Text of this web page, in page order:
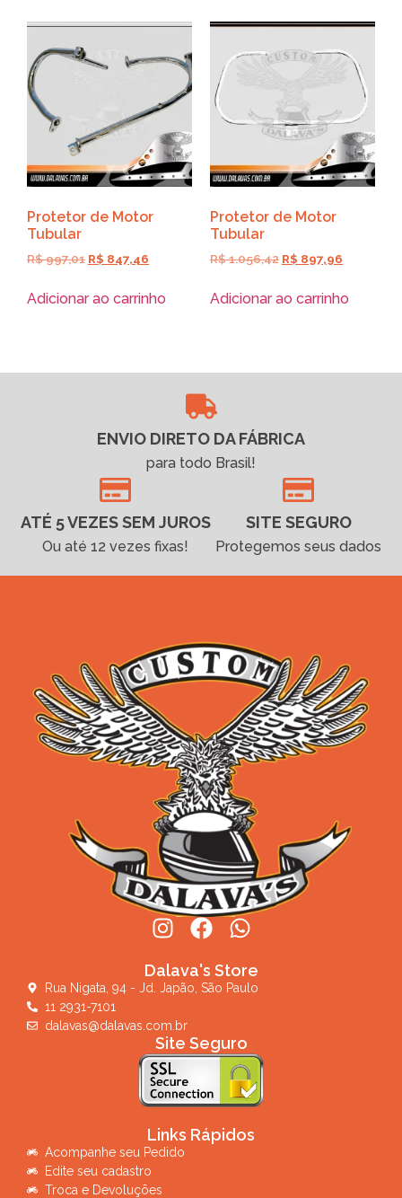
Protetor de Motor
Tubular
R$997,01 R$ 847,46
Adicionar ao carrinho
Protetor de Motor
Tubular
R$1.056,42 R$ 897,96
Adicionar ao carrinho
ENVIO DIRETO DA FÁBRICA
para todo Brasil!
ATÉ 5 VEZES SEM JUROS
Ou até 12 vezes fixas!
SITE SEGURO
Protegemos seus dados
Dalava's Store
Rua Nigata, 94 - Jd. Japão, São Paulo
11 2931-7101
dalavas@dalavas.com.br
Site Seguro
Links Rápidos
Acompanhe seu Pedido
Edite seu cadastro
Troca e Devoluções